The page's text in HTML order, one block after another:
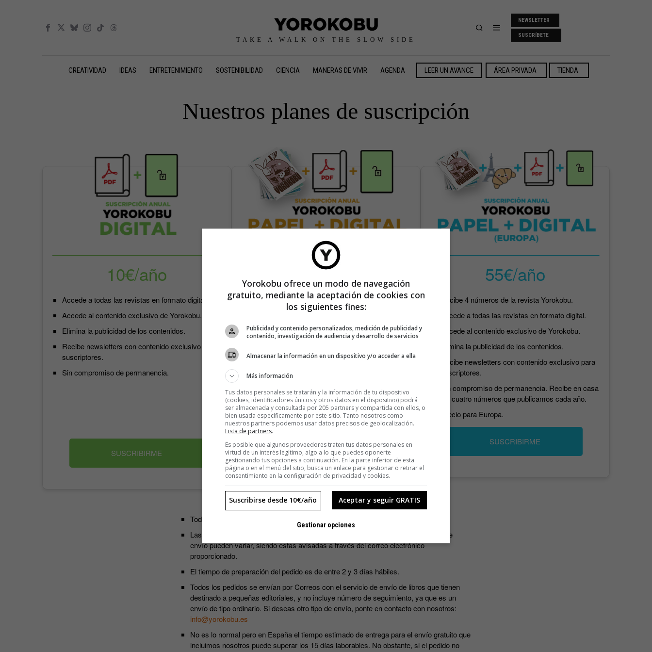
TAKE A WALK ON THE SLOW SIDE
NEWSLETTER
SUSCRÍBETE
CREATIVIDAD IDEAS ENTRETENIMIENTO SOSTENIBILIDAD CIENCIA MANERAS DE VIVIR AGENDA LEER UN AVANCE ÁREA PRIVADA TIENDA
Nuestros planes de suscripción
10€/año
Accede a todas las revistas en formato digital.
Accede al contenido exclusivo de Yorokobu.
Elimina la publicidad de los contenidos.
Recibe newsletters con contenido exclusivo para
suscriptores.
Sin compromiso de permanencia.
SUSCRIBIRME
35€/año
Recibe 4 números de la revista Yorokobu.
Accede a todas las revistas en formato digital.
Accede al contenido exclusivo de Yorokobu.
Recibe newsletters con contenido exclusivo para
suscriptores.
Sin compromiso de permanencia. Recibe en casa
los cuatro números que publicamos cada año.
Precio para la península y Baleares.
SUSCRIBIRME
55€/año
Recibe 4 números de la revista Yorokobu.
Accede a todas las revistas en formato digital.
Accede al contenido exclusivo de Yorokobu.
Elimina la publicidad de los contenidos.
Recibe newsletters con contenido exclusivo para
suscriptores.
Sin compromiso de permanencia. Recibe en casa
los cuatro números que publicamos cada año.
Precio para Europa.
SUSCRIBIRME
Todos los precios incluyen IVA.
Las suscripciones incluyen los cuatro números que se editan al año. Las fechas de
envío pueden variar, siendo estas avisadas a través del correo electrónico
proporcionado.
El tiempo de preparación del pedido es de entre 2 y 3 días hábiles.
Todos los pedidos se envían por Correos con el servicio de envío de libros que tienen
destinado a pequeñas editoriales, y no incluye número de seguimiento, ya que es un
envío de tipo ordinario. Si deseas otro tipo de envío, ponte en contacto con nosotros:
info@yorokobu.es
No es lo normal pero en España el tiempo estimado de entrega para el envío gratuito que
incluimos nosotros puede superar los 15 días laborables. No obstante, si el pedido no
Yorokobu ofrece un modo de navegación
gratuito, mediante la aceptación de cookies con
los siguientes fines:
Publicidad y contenido personalizados, medición de publicidad y
contenido, investigación de audiencia y desarrollo de servicios
Almacenar la información en un dispositivo y/o acceder a ella
Más información
Tus datos personales se tratarán y la información de tu dispositivo
(cookies, identificadores únicos y otros datos en el dispositivo) podrá
ser almacenada y consultada por 205 partners y compartida con ellos, o
bien usada específicamente por este sitio. Tanto nosotros como
nuestros partners podemos usar datos precisos de geolocalización.
Lista de partners.
Es posible que algunos proveedores traten tus datos personales en
virtud de un interés legítimo, algo a lo que puedes oponerte
gestionando tus opciones a continuación. En la parte inferior de esta
página o en el menú del sitio, busca un enlace para gestionar o retirar el
consentimiento en la configuración de privacidad y cookies.
Aceptar y seguir GRATIS
Suscribirse desde 10€/año
Gestionar opciones